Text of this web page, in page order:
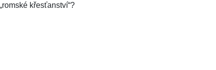
křesťanství“?